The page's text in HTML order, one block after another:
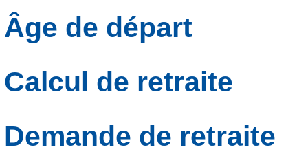
Âge de départ
Calcul de retraite
Demande de retraite